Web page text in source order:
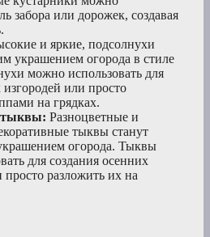
забора или дорожек, создавая
и яркие, подсолнухи
украшением огорода в стиле
можно использовать для
или просто
на грядках.
тыквы: Разноцветные и
тыквы станут
огорода. Тыквы
для создания осенних
разложить их на